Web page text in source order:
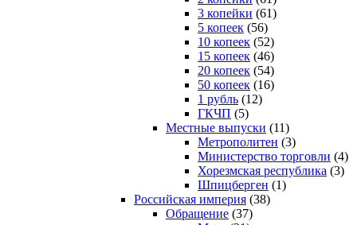
3 копейки (61)
5 копеек (56)
10 копеек (52)
15 копеек (46)
20 копеек (54)
50 копеек (16)
1 рубль (12)
ГКЧП (5)
Местные выпуски (11)
Метрополитен (3)
Министерство торговли (4)
Хорезмская республика (3)
Шпицберген (1)
Российская империя (38)
Обращение (37)